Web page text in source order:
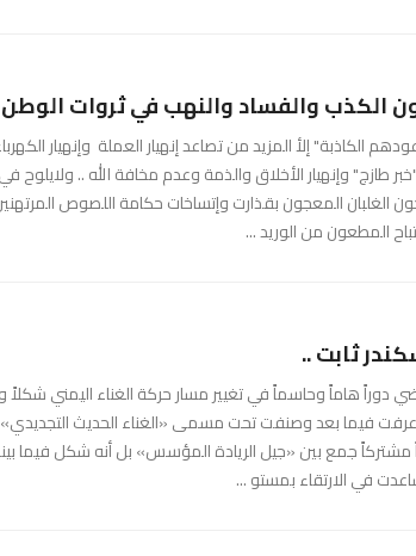
الكذب والفساد والنهب في ثروات
طازج" وإنهيار الأخلاق والذمة وعدم مخافة الله .. ولايلوح
الغلبان المعجون بقذارت وإتساخات حكامة اللصوص
المطعون من الوريد ...
دوراً هاماً وحاسماً في تغيير مسار حركة الغناء اليمني
فيما بعد وصنفت تحت مسمى «الغناء الحديث
مشتركاً جمع بين «جيل الريادة المؤسس» بل أنه شكل فيما
في الارتقاء بمستو ...